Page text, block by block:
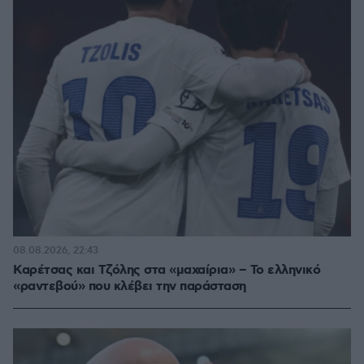
Καρέτσας και Τζόλης στα «μαχαίρια» – Το ελληνικό
«ραντεβού» που κλέβει την παράσταση
08.08.2026, 22:43